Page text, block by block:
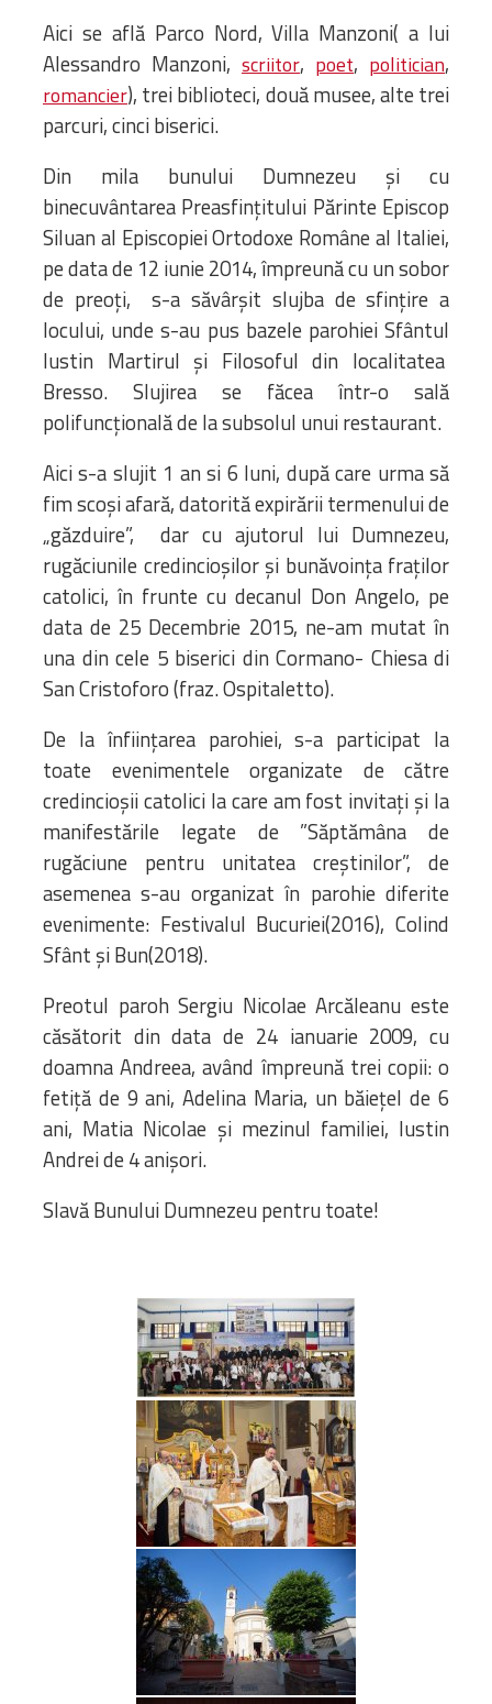
CONTACT
Aici se află Parco Nord, Villa Manzoni( a lui
Alessandro Manzoni, scriitor, poet, politician,
romancier), trei biblioteci, două musee, alte trei
parcuri, cinci biserici.
Din mila bunului Dumnezeu și cu
binecuvântarea Preasfințitului Părinte Episcop
Siluan al Episcopiei Ortodoxe Române al Italiei,
pe data de 12 iunie 2014, împreună cu un sobor
de preoți, s-a săvârșit slujba de sfințire a
locului, unde s-au pus bazele parohiei Sfântul
Iustin Martirul și Filosoful din localitatea
Bresso. Slujirea se făcea într-o sală
polifuncţională de la subsolul unui restaurant.
Aici s-a slujit 1 an si 6 luni, după care urma să
fim scoşi afară, datorită expirării termenului de
„găzduire”, dar cu ajutorul lui Dumnezeu,
rugăciunile credincioşilor şi bunăvoinţa fraţilor
catolici, în frunte cu decanul Don Angelo, pe
data de 25 Decembrie 2015, ne-am mutat în
una din cele 5 biserici din Cormano- Chiesa di
San Cristoforo (fraz. Ospitaletto).
De la înființarea parohiei, s-a participat la
toate evenimentele organizate de către
credincioșii catolici la care am fost invitați și la
manifestările legate de ”Săptămâna de
rugăciune pentru unitatea creștinilor”, de
asemenea s-au organizat în parohie diferite
evenimente: Festivalul Bucuriei(2016), Colind
Sfânt şi Bun(2018).
Preotul paroh Sergiu Nicolae Arcăleanu este
căsătorit din data de 24 ianuarie 2009, cu
doamna Andreea, având împreună trei copii: o
fetiță de 9 ani, Adelina Maria, un băiețel de 6
ani, Matia Nicolae şi mezinul familiei, Iustin
Andrei de 4 anişori.
Slavă Bunului Dumnezeu pentru toate!